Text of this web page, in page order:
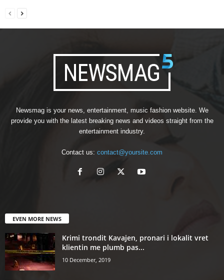
Newsmag is your news, entertainment, music fashion website. We
provide you with the latest breaking news and videos straight from the
entertainment industry.
Contact us: contact@yoursite.com
EVEN MORE NEWS
Krimi trondit Kavajen, pronari i lokalit vret
klientin me plumb pas...
10 December, 2019